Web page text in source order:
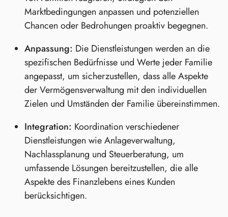
Marktbedingungen anpassen und potenziellen
Chancen oder Bedrohungen proaktiv begegnen.
Anpassung: Die Dienstleistungen werden an die
spezifischen Bedürfnisse und Werte jeder Familie
angepasst, um sicherzustellen, dass alle Aspekte
der Vermögensverwaltung mit den individuellen
Zielen und Umständen der Familie übereinstimmen.
Integration: Koordination verschiedener
Dienstleistungen wie Anlageverwaltung,
Nachlassplanung und Steuerberatung, um
umfassende Lösungen bereitzustellen, die alle
Aspekte des Finanzlebens eines Kunden
berücksichtigen.